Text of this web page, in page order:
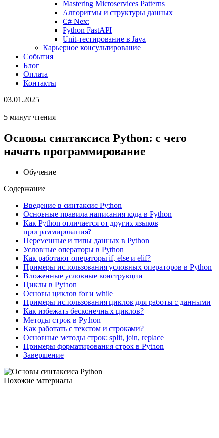
Mastering Microservices Patterns
Алгоритмы и структуры данных
C# Next
Python FastAPI
Unit-тестирование в Java
Карьерное консультирование
События
Блог
Оплата
Контакты
03.01.2025
5 минут чтения
Основы синтаксиса Python: с чего
начать программирование
Обучение
Содержание
Введение в синтаксис Python
Основные правила написания кода в Python
Как Python отличается от других языков
программирования?
Переменные и типы данных в Python
Условные операторы в Python
Как работают операторы if, else и elif?
Примеры использования условных операторов в Python
Вложенные условные конструкции
Циклы в Python
Основы циклов for и while
Примеры использования циклов для работы с данными
Как избежать бесконечных циклов?
Методы строк в Python
Как работать с текстом и строками?
Основные методы строк: split, join, replace
Примеры форматирования строк в Python
Завершение
Похожие материалы